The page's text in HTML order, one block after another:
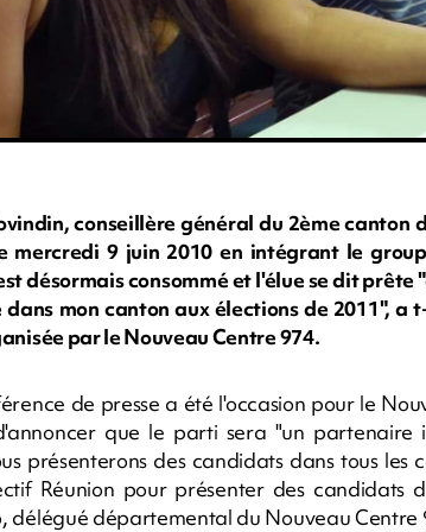
conseillère général du 2ème canton
mercredi 9 juin 2010 en intégrant le
désormais consommé et l'élue se dit prête
mon canton aux élections de 2011", a
par le Nouveau Centre 974.
de presse a été l'occasion pour le
que le parti sera "un partenaire
présenterons des candidats dans tous
Réunion pour présenter des candidats
délégué départemental du Nouveau Centre